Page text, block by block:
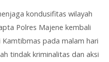
kondusifitas wilayah
Polres Majene kembali
pada malam hari
tindak kriminalitas dan aksi